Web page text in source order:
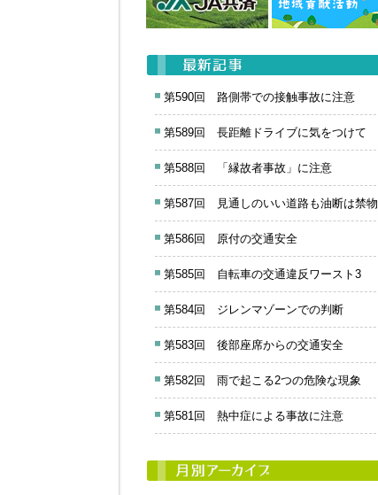
第590回 路側帯での接触事故に注意
第589回 長距離ドライブに気をつけて
第588回 「縁故者事故」に注意
第587回 見通しのいい道路も油断は禁物
第586回 原付の交通安全
第585回 自転車の交通違反ワースト3
第584回 ジレンマゾーンでの判断
第583回 後部座席からの交通安全
第582回 雨で起こる2つの危険な現象
第581回 熱中症による事故に注意